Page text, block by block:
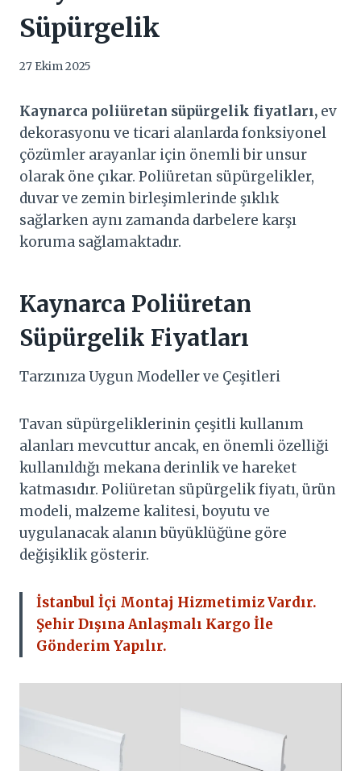
Süpürgelik
27 Ekim 2025
Kaynarca poliüretan süpürgelik fiyatları, ev
dekorasyonu ve ticari alanlarda fonksiyonel
çözümler arayanlar için önemli bir unsur
olarak öne çıkar. Poliüretan süpürgelikler,
duvar ve zemin birleşimlerinde şıklık
sağlarken aynı zamanda darbelere karşı
koruma sağlamaktadır.
Kaynarca Poliüretan
Süpürgelik Fiyatları
Tarzınıza Uygun Modeller ve Çeşitleri
Tavan süpürgeliklerinin çeşitli kullanım
alanları mevcuttur ancak, en önemli özelliği
kullanıldığı mekana derinlik ve hareket
katmasıdır. Poliüretan süpürgelik fiyatı, ürün
modeli, malzeme kalitesi, boyutu ve
uygulanacak alanın büyüklüğüne göre
değişiklik gösterir.
İstanbul İçi Montaj Hizmetimiz Vardır.
Şehir Dışına Anlaşmalı Kargo İle
Gönderim Yapılır.